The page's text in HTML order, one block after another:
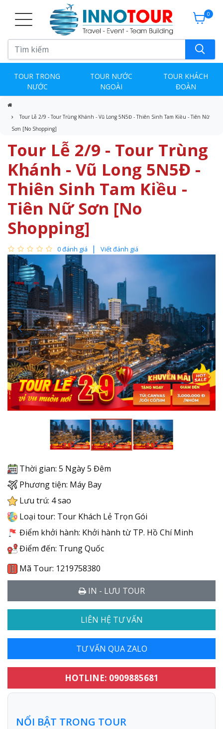
0
TOUR TRONG
NƯỚC
TOUR NƯỚC
NGOÀI
TOUR KHÁCH
ĐOÀN
Tour Lễ 2/9 - Tour Trùng Khánh - Vũ Long 5N5Đ - Thiên Sinh Tam Kiều - Tiên Nữ
Sơn [No Shopping]
Tour Lễ 2/9 - Tour Trùng
Khánh - Vũ Long 5N5Đ -
Thiên Sinh Tam Kiều -
Tiên Nữ Sơn [No
Shopping]
0 đánh giá Viết đánh giá
Thời gian: 5 Ngày 5 Đêm
Phương tiện: Máy Bay
Lưu trú: 4 sao
Loại tour: Tour Khách Lẻ Trọn Gói
Điểm khởi hành: Khởi hành từ TP. Hồ Chí Minh
Điểm đến: Trung Quốc
Mã Tour: 1219758380
IN - LƯU TOUR
LIÊN HỆ TƯ VẤN
TƯ VẤN QUA ZALO
HOTLINE: 0909885681
NỔI BẬT TRONG TOUR